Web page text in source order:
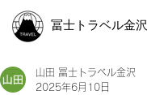
冨士トラベル金沢
山田 冨士トラベル金沢
2025年6月10日